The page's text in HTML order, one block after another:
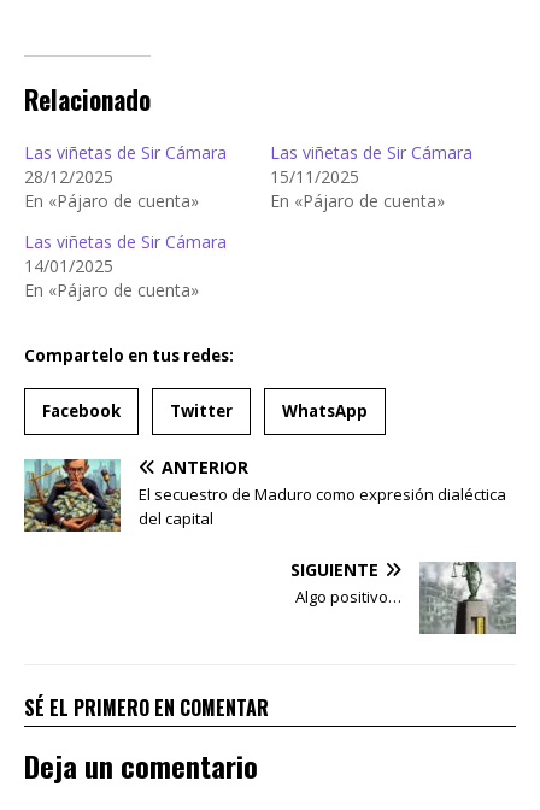
Relacionado
Las viñetas de Sir Cámara
28/12/2025
En «Pájaro de cuenta»
Las viñetas de Sir Cámara
15/11/2025
En «Pájaro de cuenta»
Las viñetas de Sir Cámara
14/01/2025
En «Pájaro de cuenta»
Compartelo en tus redes:
Facebook Twitter WhatsApp
ANTERIOR
El secuestro de Maduro como expresión dialéctica
del capital
SIGUIENTE
Algo positivo…
SÉ EL PRIMERO EN COMENTAR
Deja un comentario